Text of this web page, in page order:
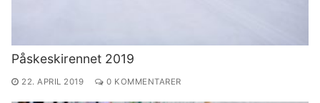
Påskeskirennet 2019
22. APRIL 2019 0 KOMMENTARER